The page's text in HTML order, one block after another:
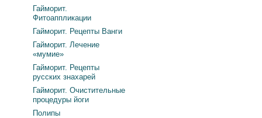
Гайморит.
Фитоаппликации
Гайморит. Рецепты Ванги
Гайморит. Лечение
«мумие»
Гайморит. Рецепты
русских знахарей
Гайморит. Очистительные
процедуры йоги
Полипы